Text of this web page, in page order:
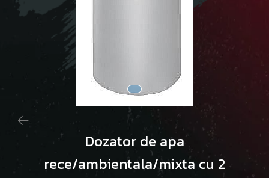
Dozator de apa
rece/ambientala/mixta cu 2